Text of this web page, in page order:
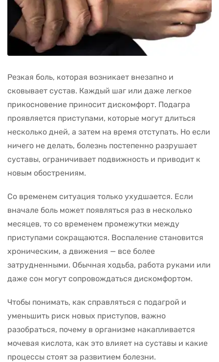
Резкая боль, которая возникает внезапно и
сковывает сустав. Каждый шаг или даже легкое
прикосновение приносит дискомфорт. Подагра
проявляется приступами, которые могут длиться
несколько дней, а затем на время отступать. Но если
ничего не делать, болезнь постепенно разрушает
суставы, ограничивает подвижность и приводит к
новым обострениям.
Со временем ситуация только ухудшается. Если
вначале боль может появляться раз в несколько
месяцев, то со временем промежутки между
приступами сокращаются. Воспаление становится
хроническим, а движения — все более
затрудненными. Обычная ходьба, работа руками или
даже сон могут сопровождаться дискомфортом.
Чтобы понимать, как справляться с подагрой и
уменьшить риск новых приступов, важно
разобраться, почему в организме накапливается
мочевая кислота, как это влияет на суставы и какие
процессы стоят за развитием болезни.